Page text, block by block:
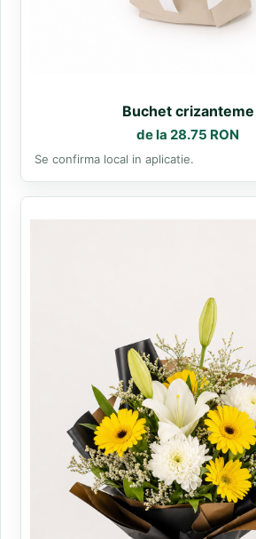
Buchet crizanteme
de la 28.75 RON
Se confirma local in aplicatie.